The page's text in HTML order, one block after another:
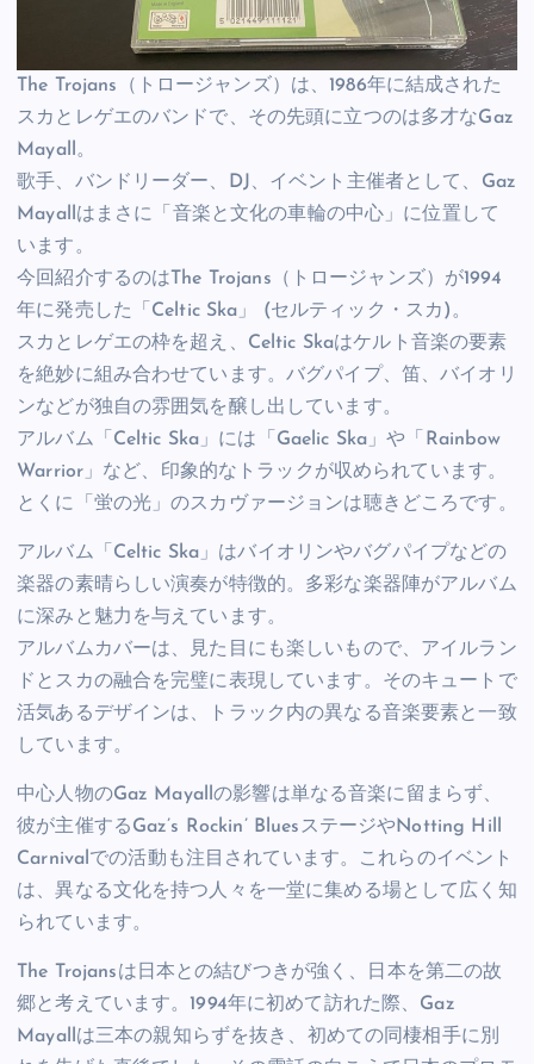
The Trojans（トロージャンズ）は、1986年に結成された
スカとレゲエのバンドで、その先頭に立つのは多才なGaz
Mayall。
歌手、バンドリーダー、DJ、イベント主催者として、Gaz
Mayallはまさに「音楽と文化の車輪の中心」に位置して
います。
今回紹介するのはThe Trojans（トロージャンズ）が1994
年に発売した「Celtic Ska」 (セルティック・スカ)。
スカとレゲエの枠を超え、Celtic Skaはケルト音楽の要素
を絶妙に組み合わせています。バグパイプ、笛、バイオリ
ンなどが独自の雰囲気を醸し出しています。
アルバム「Celtic Ska」には「Gaelic Ska」や「Rainbow
Warrior」など、印象的なトラックが収められています。
とくに「蛍の光」のスカヴァージョンは聴きどころです。
アルバム「Celtic Ska」はバイオリンやバグパイプなどの
楽器の素晴らしい演奏が特徴的。多彩な楽器陣がアルバム
に深みと魅力を与えています。
アルバムカバーは、見た目にも楽しいもので、アイルラン
ドとスカの融合を完璧に表現しています。そのキュートで
活気あるデザインは、トラック内の異なる音楽要素と一致
しています。
中心人物のGaz Mayallの影響は単なる音楽に留まらず、
彼が主催するGaz’s Rockin’ BluesステージやNotting Hill
Carnivalでの活動も注目されています。これらのイベント
は、異なる文化を持つ人々を一堂に集める場として広く知
られています。
The Trojansは日本との結びつきが強く、日本を第二の故
郷と考えています。1994年に初めて訪れた際、Gaz
Mayallは三本の親知らずを抜き、初めての同棲相手に別